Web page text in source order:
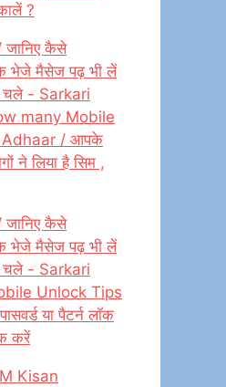
?
कैसे
भेजे मैसेज पढ़ भी लें
चले - Sarkari
many Mobile
Adhaar / आपके
ने लिया है सिम ,
कैसे
भेजे मैसेज पढ़ भी लें
चले - Sarkari
Unlock Tips
या पैटर्न लॉक
करें
Kisan